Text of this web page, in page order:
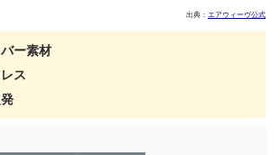
出典： エアウィーヴ公式
ー素材
ス